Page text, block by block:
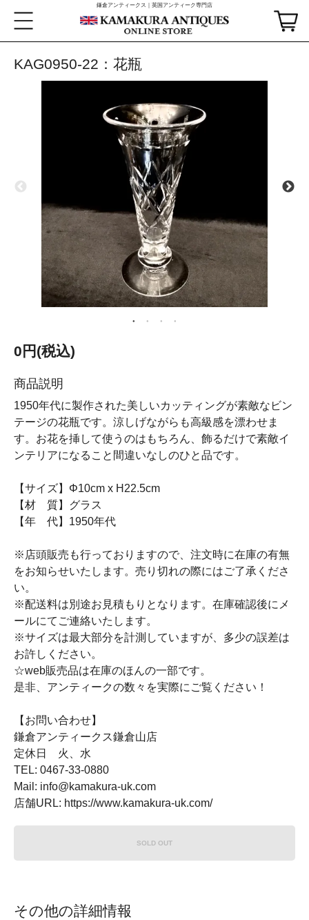
鎌倉アンティークス｜英国アンティーク専門店
KAG0950-22：花瓶
0円(税込)
商品説明
1950年代に製作された美しいカッティングが素敵なビン
テージの花瓶です。涼しげながらも高級感を漂わせま
す。お花を挿して使うのはもちろん、飾るだけで素敵イ
ンテリアになること間違いなしのひと品です。
【サイズ】Φ10cm x H22.5cm
【材 質】グラス
【年 代】1950年代
※店頭販売も行っておりますので、注文時に在庫の有無
をお知らせいたします。売り切れの際にはご了承くださ
い。
※配送料は別途お見積もりとなります。在庫確認後にメ
ールにてご連絡いたします。
※サイズは最大部分を計測していますが、多少の誤差は
お許しください。
☆web販売品は在庫のほんの一部です。
是非、アンティークの数々を実際にご覧ください！
【お問い合わせ】
鎌倉アンティークス鎌倉山店
定休日 火、水
TEL: 0467-33-0880
Mail: info@kamakura-uk.com
店舗URL: https://www.kamakura-uk.com/
SOLD OUT
その他の詳細情報